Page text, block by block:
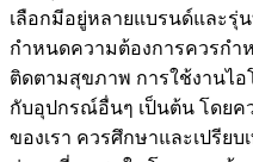
เลือกมีอยู่หลายแบรนด์และรุ่
กำหนดความต้องการควรกำ
ติดตามสุขภาพ การใช้งานไ
กับอุปกรณ์อื่นๆ เป็นต้น โดยค
ของเรา ควรศึกษาและเปรีย